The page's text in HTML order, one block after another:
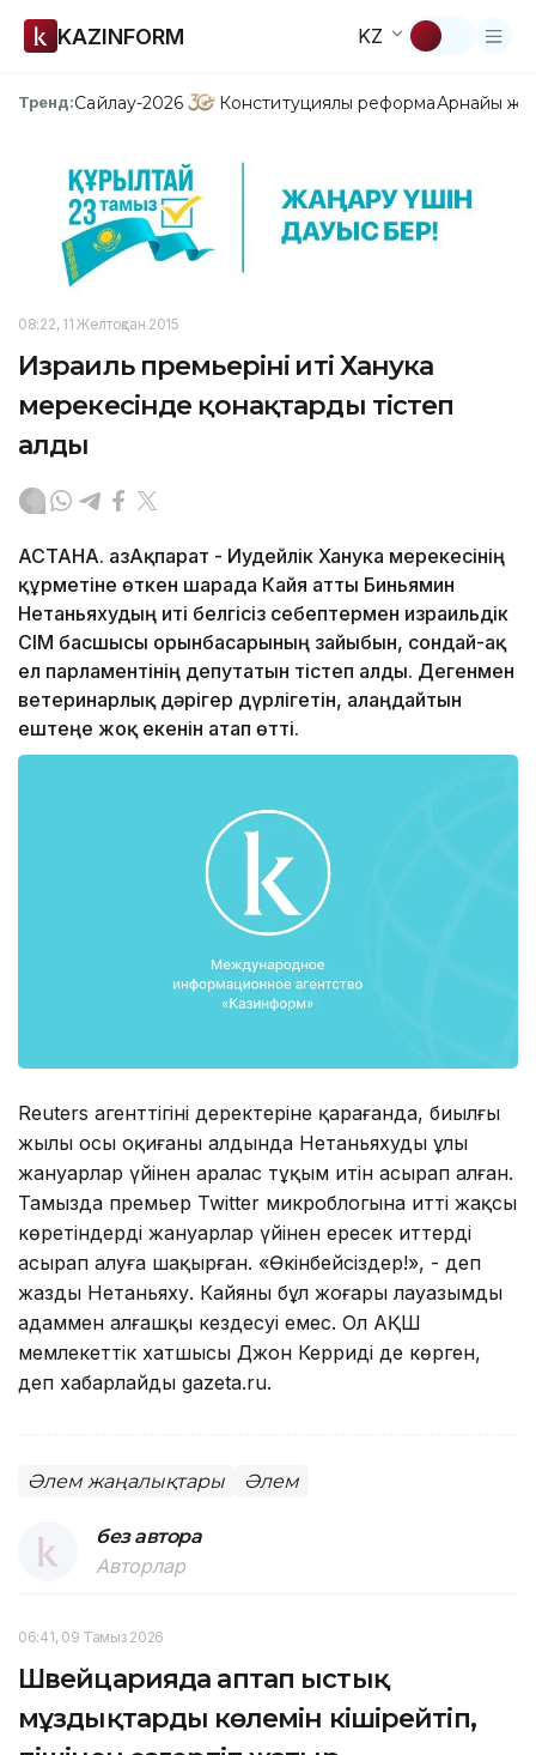
KAZINFORM KZ
Тренд:Сайлау-2026 Конституциялық реформаАрнайы
08:22, 11 Желтоқсан 2015
Израиль премьерінің иті Ханука
мерекесінде қонақтарды тістеп
алды
АСТАНА. ҚазАқпарат - Иудейлік Ханука мерекесінің
құрметіне өткен шарада Кайя атты Биньямин
Нетаньяхудың иті белгісіз себептермен израильдік
СІМ басшысы орынбасарының зайыбын, сондай-ақ
ел парламентінің депутатын тістеп алды. Дегенмен
ветеринарлық дәрігер дүрлігетін, алаңдайтын
ештеңе жоқ екенін атап өтті.
Reuters агенттігінің деректеріне қарағанда, биылғы
жылы осы оқиғаның алдында Нетаньяхудың ұлы
жануарлар үйінен аралас тұқым итін асырап алған.
Тамызда премьер Twitter микроблогына итті жақсы
көретіндерді жануарлар үйінен ересек иттерді
асырап алуға шақырған. «Өкінбейсіздер!», - деп
жазды Нетаньяху. Кайяның бұл жоғары лауазымды
адаммен алғашқы кездесуі емес. Ол АҚШ
мемлекеттік хатшысы Джон Керриді де көрген,
деп хабарлайды gazeta.ru.
Әлем жаңалықтары Әлем
без автора
Авторлар
06:41, 09 Тамыз 2026
Швейцарияда аптап ыстық
мұздықтардың көлемін кішірейтіп,